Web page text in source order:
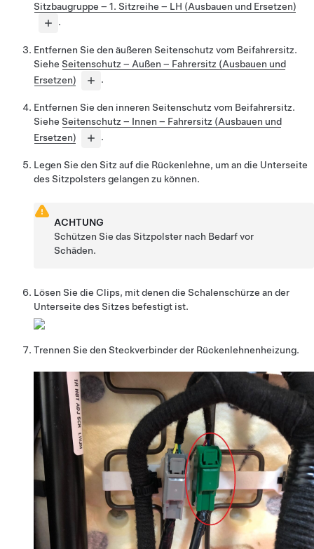
Sitzbaugruppe – 1. Sitzreihe – LH (Ausbauen und Ersetzen)
.
Entfernen Sie den äußeren Seitenschutz vom Beifahrersitz.
Siehe Seitenschutz – Außen – Fahrersitz (Ausbauen und
Ersetzen)
.
Entfernen Sie den inneren Seitenschutz vom Beifahrersitz.
Siehe Seitenschutz – Innen – Fahrersitz (Ausbauen und
Ersetzen)
.
Legen Sie den Sitz auf die Rückenlehne, um an die Unterseite
des Sitzpolsters gelangen zu können.
ACHTUNG
Schützen Sie das Sitzpolster nach Bedarf vor
Schäden.
Lösen Sie die Clips, mit denen die Schalenschürze an der
Unterseite des Sitzes befestigt ist.
Trennen Sie den Steckverbinder der Rückenlehnenheizung.